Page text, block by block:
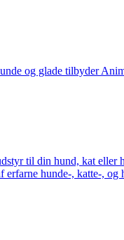
og glade tilbyder
til din hund, kat
hunde-, katte-, og